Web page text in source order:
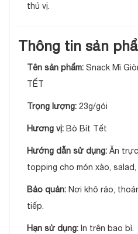
thú vị.
Thông tin sản
Tên sản phẩm: Snack Mì
TẾT
Trọng lượng: 23g/gói
Hương vị: Bò Bít Tết
Hướng dẫn sử dụng: Ăn
topping cho món xào,
Bảo quản: Nơi khô ráo,
tiếp.
Hạn sử dụng: In trên bao bì.